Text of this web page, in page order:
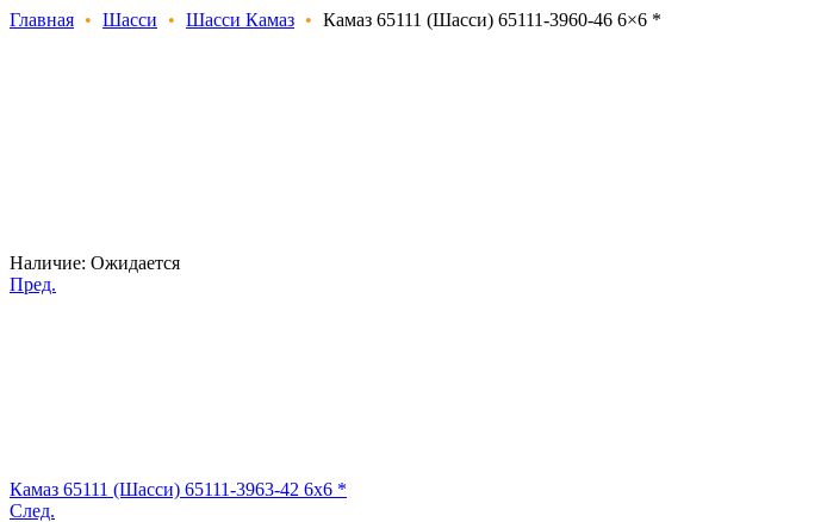
Главная • Шасси • Шасси Камаз • Камаз 65111 (Шасси) 65111-3960-46 6×6 *
Наличие: Ожидается
Пред.
Камаз 65111 (Шасси) 65111-3963-42 6x6 *
След.